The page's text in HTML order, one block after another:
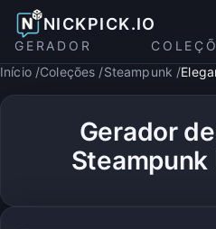
NICKPICK.IO
GERADOR
Início Coleções Steampunk
Gerador
Steampunk